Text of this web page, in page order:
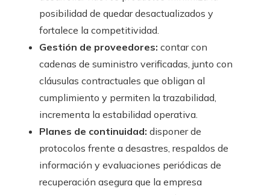
posibilidad de quedar desactualizados y
fortalece la competitividad.
Gestión de proveedores: contar con
cadenas de suministro verificadas, junto con
cláusulas contractuales que obligan al
cumplimiento y permiten la trazabilidad,
incrementa la estabilidad operativa.
Planes de continuidad: disponer de
protocolos frente a desastres, respaldos de
información y evaluaciones periódicas de
recuperación asegura que la empresa